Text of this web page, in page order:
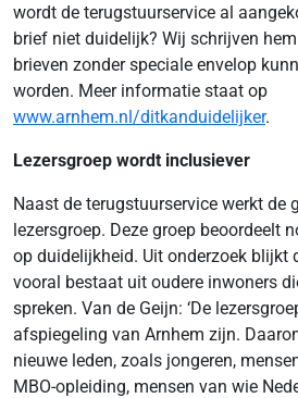
wordt de terugstuurservice al
brief niet duidelijk? Wij schrijven
brieven zonder speciale envelop
worden. Meer informatie staat op
www.arnhem.nl/ditkanduidelijker.
Lezersgroep wordt inclusiever
Naast de terugstuurservice werkt de
lezersgroep. Deze groep beoordeelt
op duidelijkheid. Uit onderzoek blijkt
vooral bestaat uit oudere inwoners
spreken. Van de Geijn: ‘De
afspiegeling van Arnhem zijn.
nieuwe leden, zoals jongeren,
MBO-opleiding, mensen van wie